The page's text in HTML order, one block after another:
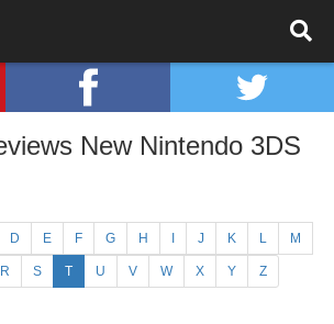
New Nintendo 3DS
D E F G H J K L M
R S T U V W X Y Z